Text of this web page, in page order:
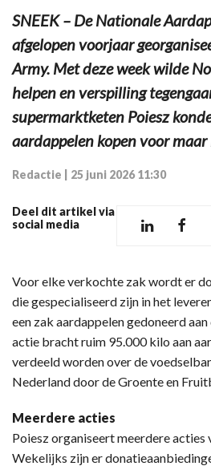
SNEEK – De Nationale
afgelopen voorjaar
Army. Met deze week wilde
helpen en verspilling
supermarktketen Poiesz
aardappelen kopen voor
Redactie 25 juni 2026 11:30
Deel dit artikel via
social media
Voor elke verkochte zak wordt er
die gespecialiseerd zijn in het
een zak aardappelen gedoneerd
actie bracht ruim 95.000 kilo aan
verdeeld worden over de
Nederland door de Groente en
Meerdere acties
Poiesz organiseert meerdere acties
Wekelijks zijn er